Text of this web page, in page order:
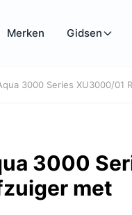
Merken Gidsen
3000 Series XU3000/01
3000
met